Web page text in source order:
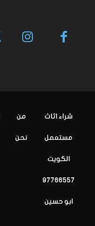
شراء اثاث
مستعمل
الكويت
97766557
ابو حسين
من
نحن